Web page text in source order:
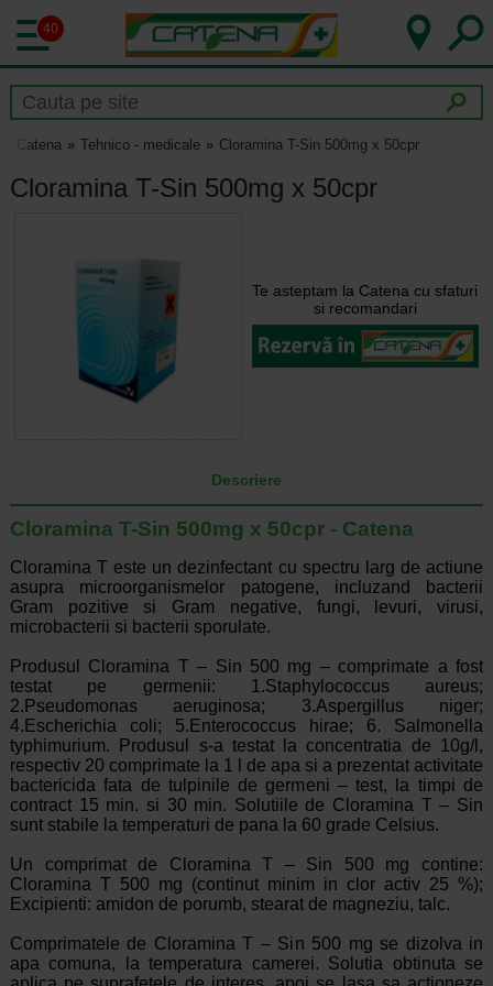
40
Catena Tehnico - medicale Cloramina T-Sin 500mg x 50cpr
Cloramina T-Sin 500mg x 50cpr
Te asteptam la Catena cu sfaturi
si recomandari
Descriere
Cloramina T-Sin 500mg x 50cpr - Catena
Cloramina T este un dezinfectant cu spectru larg de actiune
asupra microorganismelor patogene, incluzand bacterii
Gram pozitive si Gram negative, fungi, levuri, virusi,
microbacterii si bacterii sporulate.
Produsul Cloramina T – Sin 500 mg – comprimate a fost
testat pe germenii: 1.Staphylococcus aureus;
2.Pseudomonas aeruginosa; 3.Aspergillus niger;
4.Escherichia coli; 5.Enterococcus hirae; 6. Salmonella
typhimurium. Produsul s-a testat la concentratia de 10g/l,
respectiv 20 comprimate la 1 l de apa si a prezentat activitate
bactericida fata de tulpinile de germeni – test, la timpi de
contract 15 min. si 30 min. Solutiile de Cloramina T – Sin
sunt stabile la temperaturi de pana la 60 grade Celsius.
Un comprimat de Cloramina T – Sin 500 mg contine:
Cloramina T 500 mg (continut minim in clor activ 25 %);
Excipienti: amidon de porumb, stearat de magneziu, talc.
Comprimatele de Cloramina T – Sin 500 mg se dizolva in
apa comuna, la temperatura camerei. Solutia obtinuta se